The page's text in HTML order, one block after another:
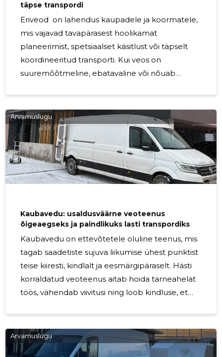
täpse transpordi
Eriveod on lahendus kaupadele ja koormatele,
mis vajavad tavapärasest hoolikamat
planeerimist, spetsiaalset käsitlust või täpselt
koordineeritud transporti. Kui veos on
suuremõõtmeline, ebatavaline või nõuab
tarbetuid kulusid. Erilahendusi vajavate vedude
puhul on kõige olulisem, et kogu protsess oleks
kontrollitud algusest lõpuni. Seetõttu
keskenduvad eriveod veose iseloomu,
mõõtude, kaalude ja sihtkoha eripärade
arvestamisele. Selline lähenemine sobib
Arvamuslugu
Kaubavedu: usaldusväärne veoteenus
õigeaegseks ja paindlikuks lasti transpordiks
Kaubavedu on ettevõtetele oluline teenus, mis
tagab saadetiste sujuva liikumise ühest punktist
teise kiiresti, kindlalt ja eesmärgipäraselt. Hästi
korraldatud veoteenus aitab hoida tarneahelat
töös, vähendab viivitusi ning loob kindluse, et
äriprotsessid sõltuvad täpsest logistilisest
korraldusest, on paindlik kaubatransport
Arvamuslugu